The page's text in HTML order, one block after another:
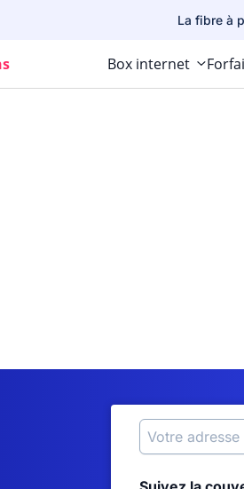
La fibre à
Box internet